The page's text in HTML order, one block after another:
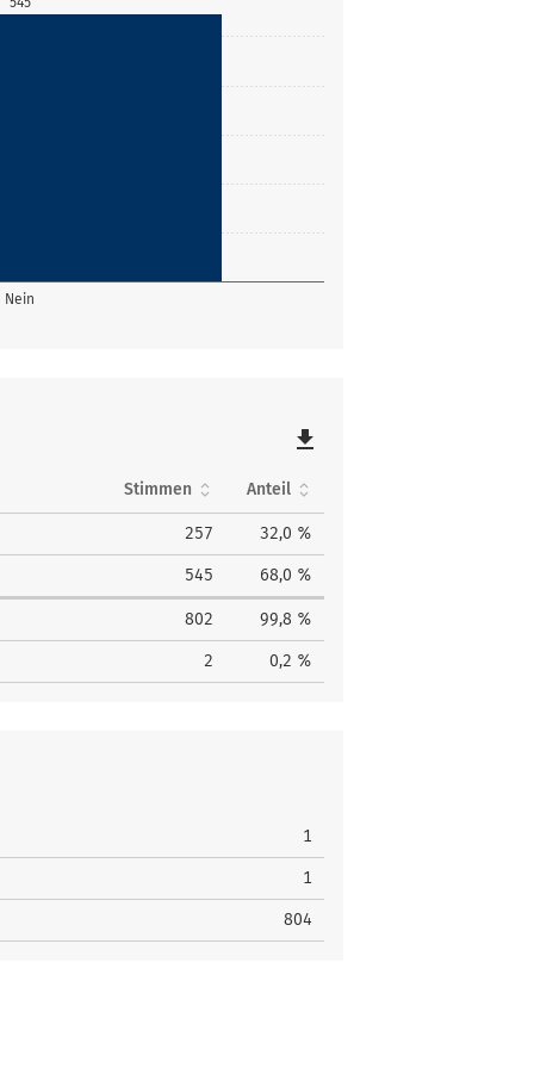
Nein
file_download
Stimmen Anteil
257 32,0 %
545 68,0 %
802 99,8 %
2 0,2 %
1
1
804